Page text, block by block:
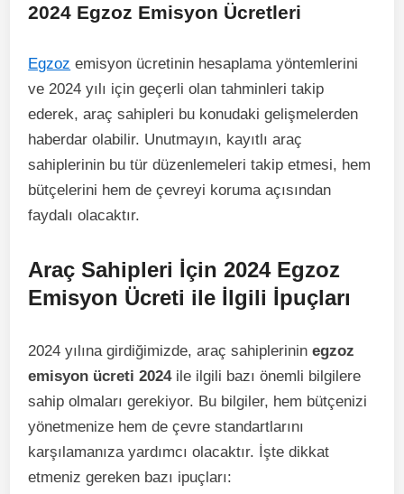
2024 Egzoz Emisyon Ücretleri
Egzoz emisyon ücretinin hesaplama yöntemlerini
ve 2024 yılı için geçerli olan tahminleri takip
ederek, araç sahipleri bu konudaki gelişmelerden
haberdar olabilir. Unutmayın, kayıtlı araç
sahiplerinin bu tür düzenlemeleri takip etmesi, hem
bütçelerini hem de çevreyi koruma açısından
faydalı olacaktır.
Araç Sahipleri İçin 2024 Egzoz
Emisyon Ücreti ile İlgili İpuçları
2024 yılına girdiğimizde, araç sahiplerininegzoz
emisyon ücreti 2024ile ilgili bazı önemli bilgilere
sahip olmaları gerekiyor. Bu bilgiler, hem bütçenizi
yönetmenize hem de çevre standartlarını
karşılamanıza yardımcı olacaktır. İşte dikkat
etmeniz gereken bazı ipuçları: